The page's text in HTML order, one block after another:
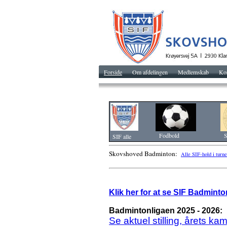
Forside Om afdelingen Medlemskab
SIF alle Fodbold
Skovshoved Badminton: Alle SIF-hold i
Klik her for at se SIF
Badmintonligaen 2025 - 2026:
Se aktuel stilling, årets